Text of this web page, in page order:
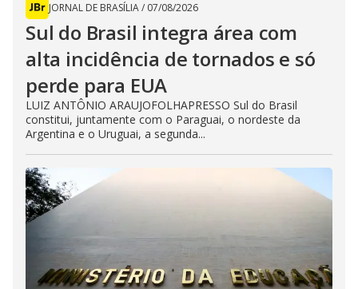
JORNAL DE BRASÍLIA/ 07/08/2026
Sul do Brasil integra área com
alta incidência de tornados e só
perde para EUA
LUIZ ANTÔNIO ARAUJOFOLHAPRESSO Sul do Brasil
constitui, juntamente com o Paraguai, o nordeste da
Argentina e o Uruguai, a segunda...